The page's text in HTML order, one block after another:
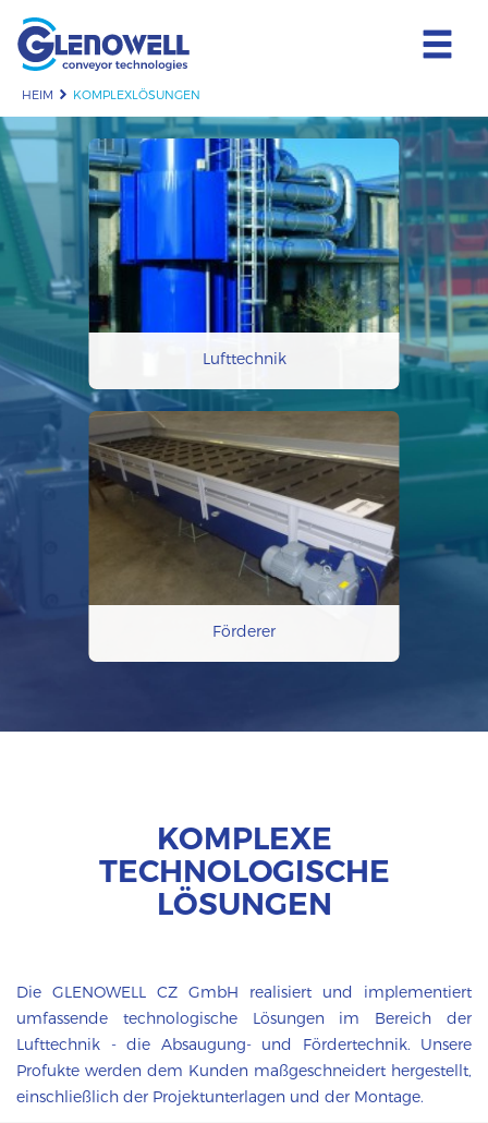
HEIM KOMPLEXLÖSUNGEN
Lufttechnik
Förderer
KOMPLEXE
TECHNOLOGISCHE
LÖSUNGEN
Die GLENOWELL CZ GmbH realisiert und implementiert
umfassende technologische Lösungen im Bereich der
Lufttechnik - die Absaugung- und Fördertechnik. Unsere
Profukte werden dem Kunden maßgeschneidert hergestellt,
einschließlich der Projektunterlagen und der Montage.